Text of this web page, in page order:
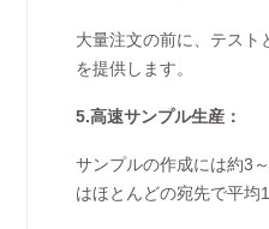
大量注文の前に、テスト
を提供します。
5.高速サンプル生産：
サンプルの作成には約3
はほとんどの宛先で平均